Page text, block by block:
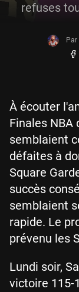
refuses
Par
À écouter
Finales NBA
semblaient
défaites à
Square
succès
semblaient
rapide. Le
prévenu les
Lundi soir,
victoire 115-